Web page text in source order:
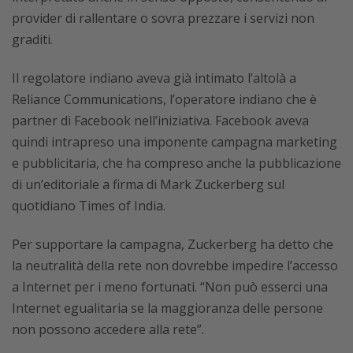
provider di rallentare o sovra prezzare i servizi non
graditi.
Il regolatore indiano aveva già intimato l’altolà a
Reliance Communications, l’operatore indiano che è
partner di Facebook nell’iniziativa. Facebook aveva
quindi intrapreso una imponente campagna marketing
e pubblicitaria, che ha compreso anche la pubblicazione
di un’editoriale a firma di Mark Zuckerberg sul
quotidiano Times of India.
Per supportare la campagna, Zuckerberg ha detto che
la neutralità della rete non dovrebbe impedire l’accesso
a Internet per i meno fortunati. “Non può esserci una
Internet egualitaria se la maggioranza delle persone
non possono accedere alla rete”.